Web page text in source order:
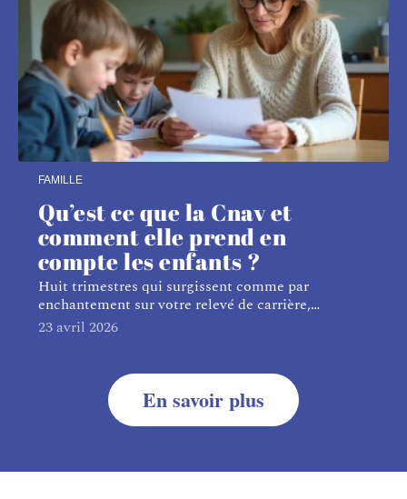
FAMILLE
Qu’est ce que la Cnav et
comment elle prend en
compte les enfants ?
Huit trimestres qui surgissent comme par
enchantement sur votre relevé de carrière,…
23 avril 2026
En savoir plus